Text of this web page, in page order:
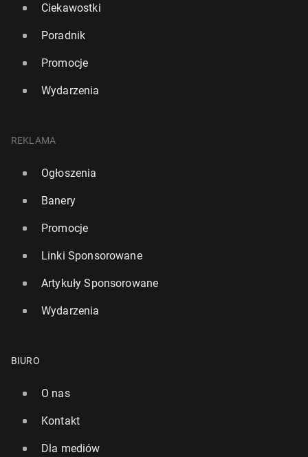
Ciekawostki
Poradnik
Promocje
Wydarzenia
REKLAMA
Ogłoszenia
Banery
Promocje
Linki Sponsorowane
Artykuły Sponsorowane
Wydarzenia
BIURO
O nas
Kontakt
Dla mediów